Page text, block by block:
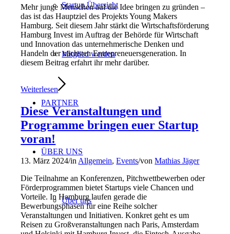
Startup Übersicht
Mitglied werden
PARTNER
ÜBER UNS
Über uns
Mehr junge Menschen auf die Idee bringen zu gründen –
das ist das Hauptziel des Projekts Young Makers
Hamburg. Seit diesem Jahr stärkt die Wirtschaftsförderung
Hamburg Invest im Auftrag der Behörde für Wirtschaft
und Innovation das unternehmerische Denken und
Handeln der nächsten Entrepreneuersgeneration. In
diesem Beitrag erfahrt ihr mehr darüber.
Weiterlesen
Diese Veranstaltungen und
Programme bringen euer Startup
voran!
13. März 2024/in Allgemein,Events/vonMathias Jäger
Die Teilnahme an Konferenzen, Pitchwettbewerben oder
Förderprogrammen bietet Startups viele Chancen und
Vorteile. In Hamburg laufen gerade die
Bewerbungsphasen für eine Reihe solcher
Veranstaltungen und Initiativen. Konkret geht es um
Reisen zu Großveranstaltungen nach Paris, Amsterdam